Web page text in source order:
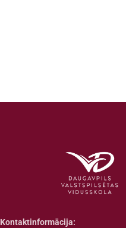
Kontaktinformācija: